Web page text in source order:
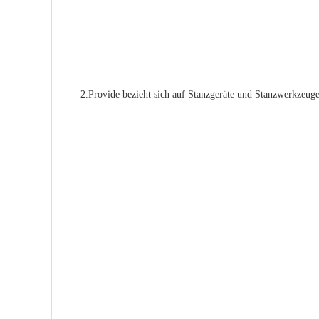
2.Provide bezieht sich auf Stanzgeräte und Stanzwerkzeuge